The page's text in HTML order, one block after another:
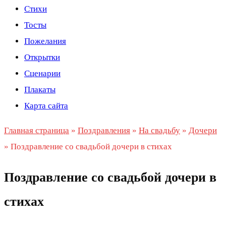
Стихи
Тосты
Пожелания
Открытки
Сценарии
Плакаты
Карта сайта
Главная страница » Поздравления » На свадьбу » Дочери
» Поздравление со свадьбой дочери в стихах
Поздравление со свадьбой дочери в
стихах